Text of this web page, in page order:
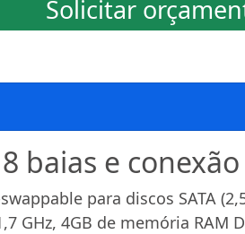
Solicitar
baias e
para discos SATA
GHz, 4GB de memória